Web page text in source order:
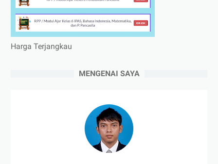
Harga Terjangkau
MENGENAI SAYA